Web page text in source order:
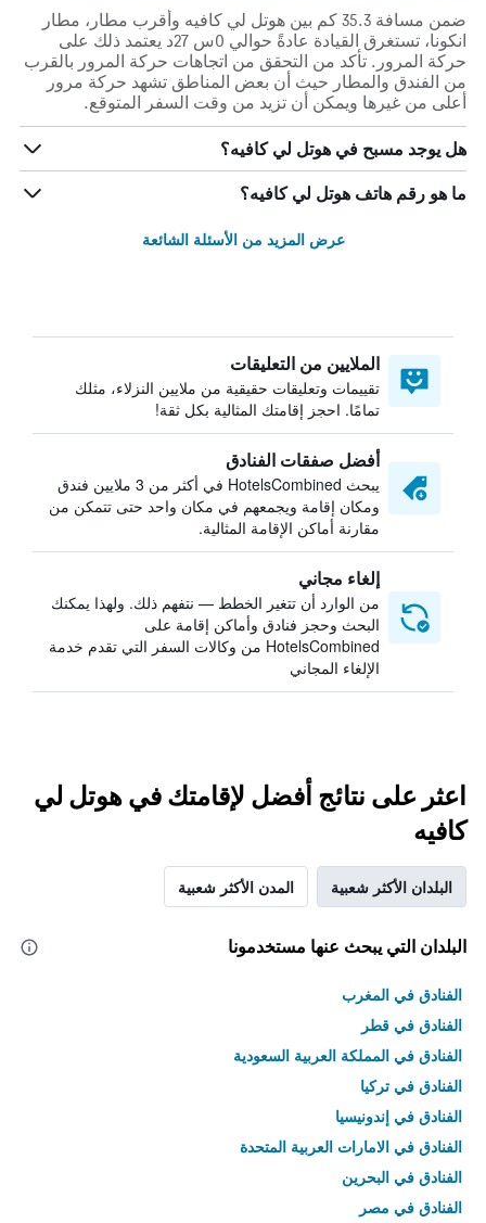
ضمن مسافة 35.3 كم بين هوتل لي كافيه وأقرب مطار، مطار
انكونا، تستغرق القيادة عادةً حوالي 0س 27د يعتمد ذلك على
حركة المرور. تأكد من التحقق من اتجاهات حركة المرور بالقرب
من الفندق والمطار حيث أن بعض المناطق تشهد حركة مرور
أعلى من غيرها ويمكن أن تزيد من وقت السفر المتوقع.
هل يوجد مسبح في هوتل لي كافيه؟
ما هو رقم هاتف هوتل لي كافيه؟
عرض المزيد من الأسئلة الشائعة
الملايين من التعليقات
تقييمات وتعليقات حقيقية من ملايين النزلاء، مثلك
تمامًا. احجز إقامتك المثالية بكل ثقة!
أفضل صفقات الفنادق
يبحث HotelsCombined في أكثر من 3 ملايين فندق
ومكان إقامة ويجمعهم في مكان واحد حتى تتمكن من
مقارنة أماكن الإقامة المثالية.
إلغاء مجاني
من الوارد أن تتغير الخطط — نتفهم ذلك. ولهذا يمكنك
البحث وحجز فنادق وأماكن إقامة على
HotelsCombined من وكالات السفر التي تقدم خدمة
الإلغاء المجاني
اعثر على نتائج أفضل لإقامتك في هوتل لي
كافيه
البلدان الأكثر شعبية المدن الأكثر شعبية
البلدان التي يبحث عنها مستخدمونا
الفنادق في المغرب
الفنادق في قطر
الفنادق في المملكة العربية السعودية
الفنادق في تركيا
الفنادق في إندونيسيا
الفنادق في الامارات العربية المتحدة
الفنادق في البحرين
الفنادق في مصر